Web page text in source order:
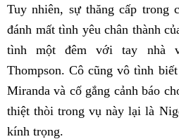
Tuy nhiên, sự thăng cấp trong
đánh mất tình yêu chân thành
tình một đêm với tay nhà
Thompson. Cô cũng vô tình
Miranda và cố gắng cảnh báo
thiệt thòi trong vụ này lại là
kính trọng.